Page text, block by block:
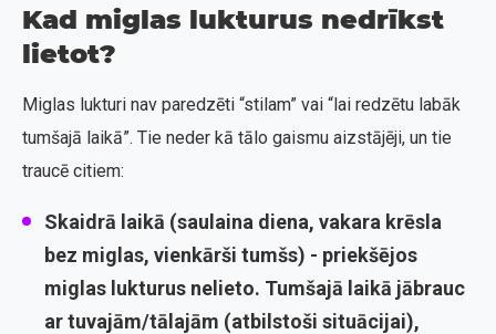
Kad miglas lukturus nedrīkst
lietot?
Miglas lukturi nav paredzēti “stilam” vai “lai redzētu labāk
tumšajā laikā”. Tie neder kā tālo gaismu aizstājēji, un tie
traucē citiem:
Skaidrā laikā (saulaina diena, vakara krēsla
bez miglas, vienkārši tumšs) - priekšējos
miglas lukturus nelieto. Tumšajā laikā jābrauc
ar tuvajām/tālajām (atbilstoši situācijai),